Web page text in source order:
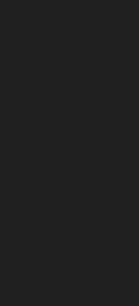
Tvrdi i da je u policiji